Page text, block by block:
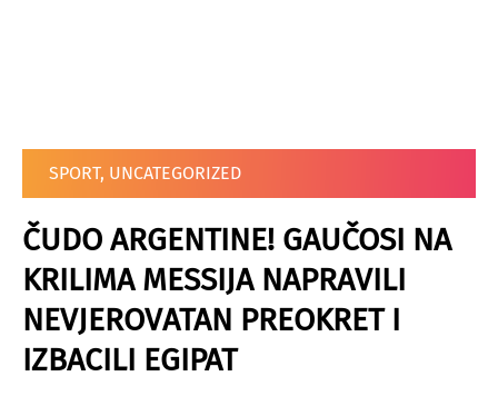
SPORT, UNCATEGORIZED
ČUDO ARGENTINE! GAUČOSI NA
KRILIMA MESSIJA NAPRAVILI
NEVJEROVATAN PREOKRET I
IZBACILI EGIPAT